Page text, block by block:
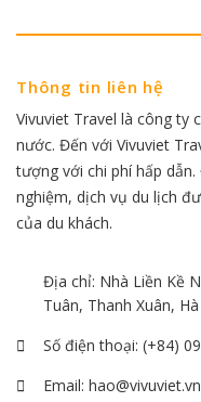
Thông tin liên hệ
Vivuviet Travel là công ty
nước. Đến với Vivuviet
tượng với chi phí hấp
nghiệm, dịch vụ du lịch
của du khách.
Địa chỉ: Nhà Liền Kề
Tuân, Thanh Xuân,
Số điện thoại: (+84)
Email: hao@vivuviet.vn